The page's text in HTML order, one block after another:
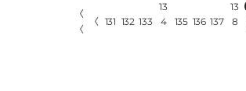
〈
〈
〈 131 132 133
13
4
135 136 137
13
8